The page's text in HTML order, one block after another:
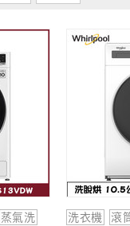
蒸氣洗
洗衣機 滾